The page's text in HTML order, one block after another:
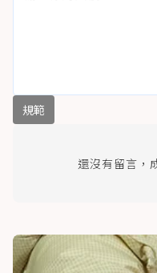
規範
還沒有留言，